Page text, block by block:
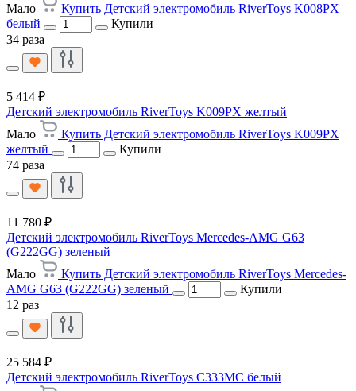
Мало
Купить Детский электромобиль RiverToys K008PX
белый
Купили
34 раза
5 414 ₽
Детский электромобиль RiverToys K009PX желтый
Мало
Купить Детский электромобиль RiverToys K009PX
желтый
Купили
74 раза
11 780 ₽
Детский электромобиль RiverToys Mercedes-AMG G63
(G222GG) зеленый
Мало
Купить Детский электромобиль RiverToys Mercedes-
AMG G63 (G222GG) зеленый
Купили
12 раз
25 584 ₽
Детский электромобиль RiverToys C333MC белый